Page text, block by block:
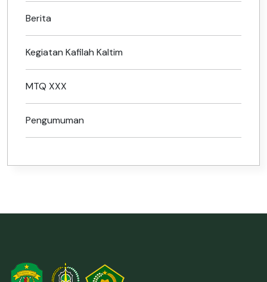
Berita
Kegiatan Kafilah Kaltim
MTQ XXX
Pengumuman